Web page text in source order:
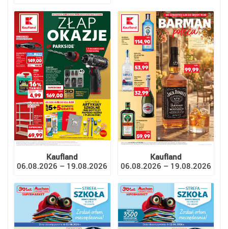
Kaufland
06.08.2026 – 19.08.2026
Kaufland
06.08.2026 – 19.08.2026